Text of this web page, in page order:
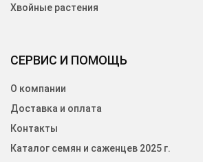
СЕРВИС И ПОМОЩЬ
О компании
Доставка и оплата
Контакты
Каталог семян и саженцев 2025 г.
Хвойные растения